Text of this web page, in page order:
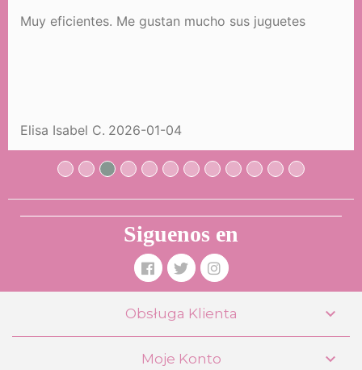
KUPIĆ
Muy eficientes. Me gustan mucho sus juguetes
Elisa Isabel C. 2026-01-04
Siguenos en
Obsługa Klienta 
Moje Konto 